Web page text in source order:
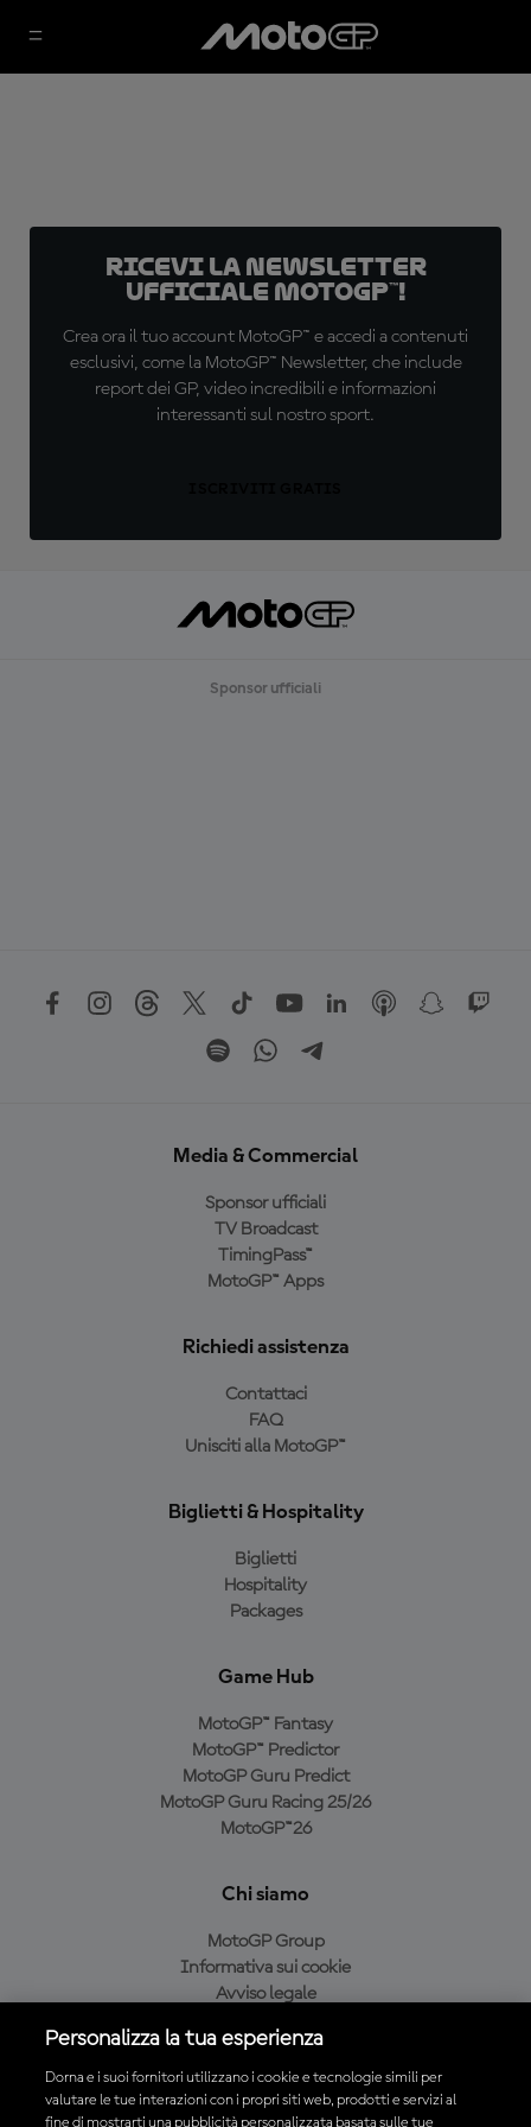
Ricevi la newsletter
ufficiale MotoGP™!
Crea ora il tuo account MotoGP™ e accedi a contenuti
esclusivi, come la MotoGP™ Newsletter, che include
report dei GP, video incredibili e informazioni
interessanti sul nostro sport.
Sponsor ufficiali
Media & Commercial
Sponsor ufficiali
TV Broadcast
TimingPass™
MotoGP™ Apps
Richiedi assistenza
Contattaci
FAQ
Unisciti alla MotoGP™
Biglietti & Hospitality
Biglietti
Hospitality
Packages
Game Hub
MotoGP™ Fantasy
MotoGP™ Predictor
MotoGP Guru Predict
MotoGP Guru Racing 25/26
MotoGP™26
Chi siamo
MotoGP Group
Informativa sui cookie
Avviso legale
Condizioni di acquisto
Personalizza la tua esperienza
Dorna e i suoi fornitori utilizzano i cookie e tecnologie simili per
valutare le tue interazioni con i propri siti web, prodotti e servizi al
fine di mostrarti una pubblicità personalizzata basata sulle tue